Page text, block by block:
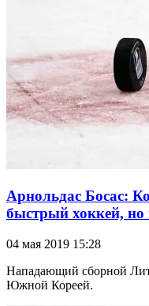
Арнольдас Босас:
быстрый хоккей,
04 мая 2019 15:28
Нападающий сборной
Южной Кореей.